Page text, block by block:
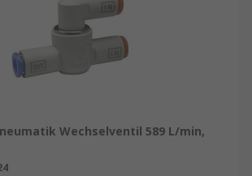
Wechselventil 589 L/min,